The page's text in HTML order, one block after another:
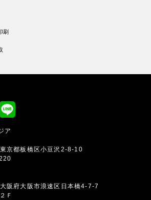
刷
ア
京都板橋区小豆沢2-8-10
阪府大阪市浪速区日本橋4-7-7
２Ｆ